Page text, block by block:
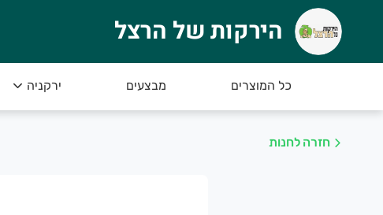
הירקות של הרצלהירקות של הרצל
כל המוצרים מבצעים ירקניה
חזרה לחנות